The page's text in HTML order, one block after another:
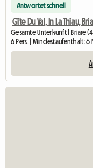
Antwortet schnell
Gîte Du Val, In La Thiau,
Gesamte Unterkunft | Briare
6 Pers. | Mindestaufenthalt: 6